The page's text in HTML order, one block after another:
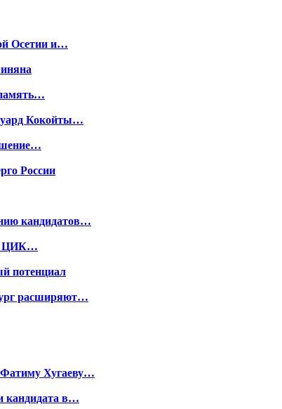
Осетии и…
Кокойты…
России
кандидатов…
ЦИК…
потенциал
расширяют…
Хугаеву…
кандидата в…